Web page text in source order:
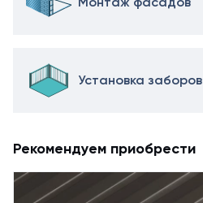
Установка заборов
Рекомендуем приобрести